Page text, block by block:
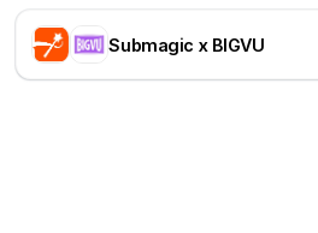
Submagic x BIGVU